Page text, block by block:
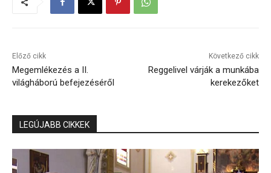
Előző cikk
Megemlékezés a II.
világháború befejezéséről
Következő cikk
Reggelivel várják a munkába
kerekezőket
LEGÚJABB CIKKEK